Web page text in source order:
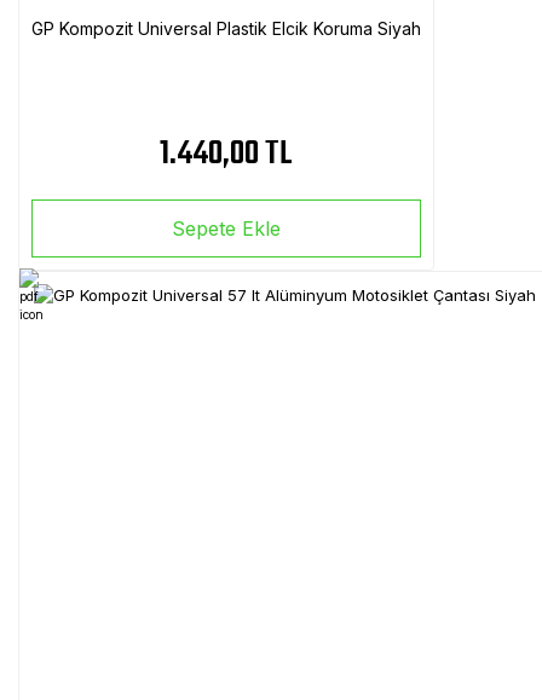
GP Kompozit Universal Plastik Elcik Koruma Siyah
1.440,00 TL
Sepete Ekle